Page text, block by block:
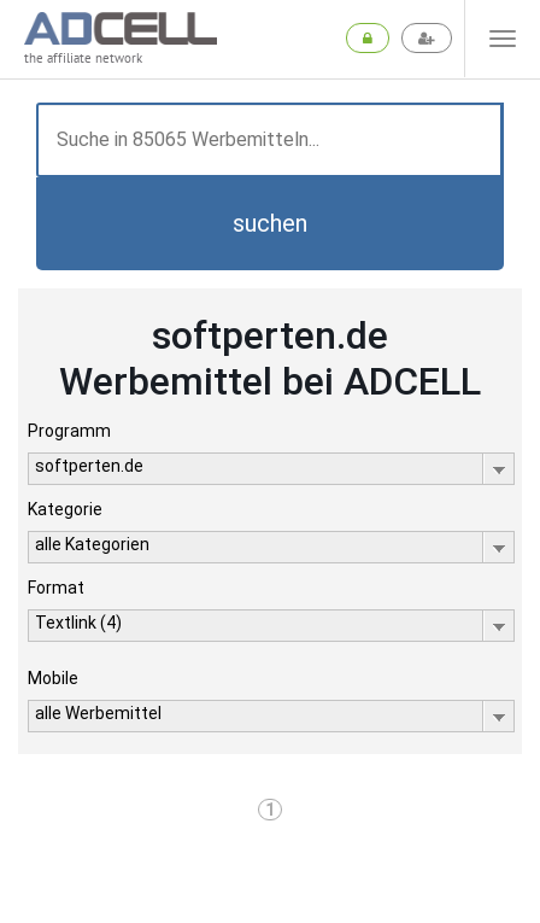
the affiliate network
suchen
softperten.de
Werbemittel bei ADCELL
Programm
softperten.de
Kategorie
alle Kategorien
Format
Textlink (4)
Mobile
alle Werbemittel
1